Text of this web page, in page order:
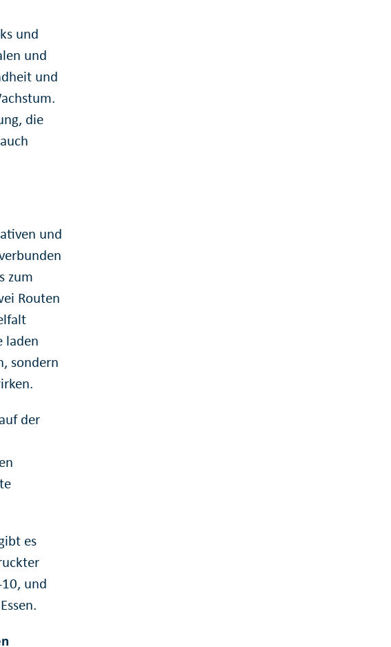
und
und
und
die
und
zum
Routen
laden
sondern
der
es
und